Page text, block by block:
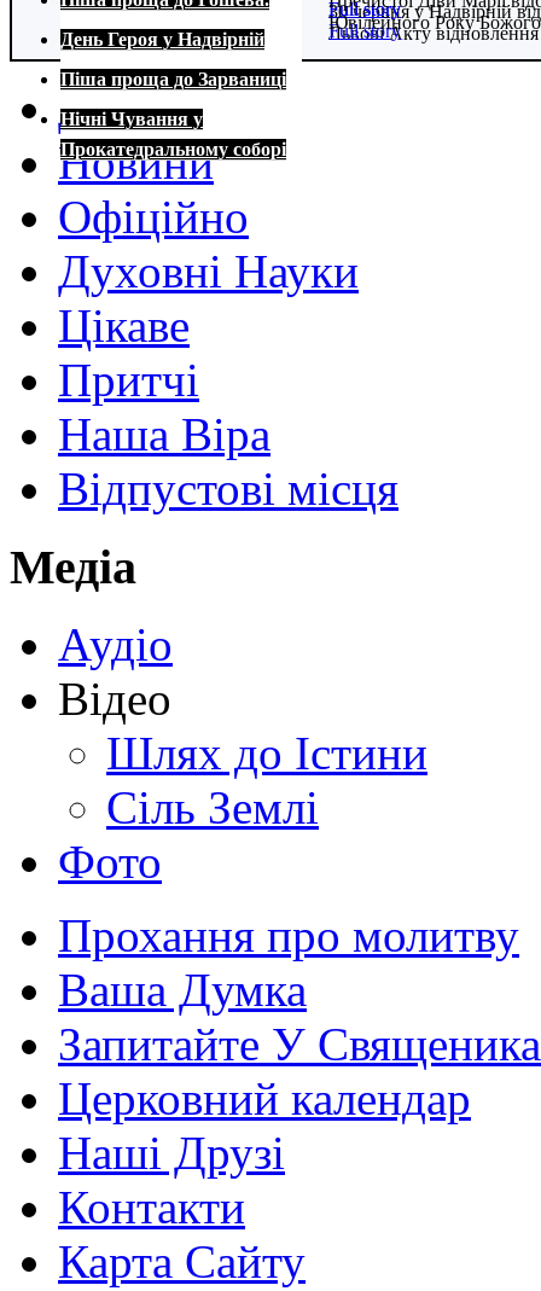
День Героя у Надвірній
Піша проща до Зарваниці
Нічні Чування у
Прокатедральному соборі
30 червня у Надвірній
Львові Акту
Full story
Full story
Full story
Ювілейного Року
Full story
Домівка
Новини
Офіційно
Духовні Науки
Цікаве
Притчі
Наша Віра
Відпустові місця
Медіа
Аудіо
Відео
Шлях до Істини
Сіль Землі
Фото
Прохання про молитву
Ваша Думка
Запитайте У Священика
Церковний календар
Наші Друзі
Контакти
Карта Сайту